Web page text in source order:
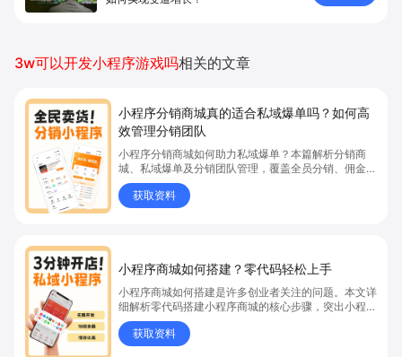
3w可以开发小程序游戏吗相关的文章
小程序分销商城真的适合私域爆单吗？如何高
效管理分销团队
小程序分销商城如何助力私域爆单？本篇解析分销商
城、私域爆单及分销团队管理，覆盖全员分销、佣金结
算、企微绑定等场景，帮助品牌和商家高效管理分销团
队，实现分销业绩持续增长。立即了解分销商城核心功
能，点击获取私域运营新思路。
获取资料
小程序商城如何搭建？零代码轻松上手
小程序商城如何搭建是许多创业者关注的问题。本文详
细解析零代码搭建小程序商城的核心步骤，突出小程序
商城、商城搭建与零代码开店优势，帮助你轻松实现商
品上架、全渠道销售及高效会员运营，快速开启线上卖
货新模式。点击获取详细操作指南！
获取资料